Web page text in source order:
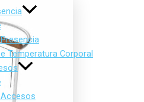
Temperatura Corporal